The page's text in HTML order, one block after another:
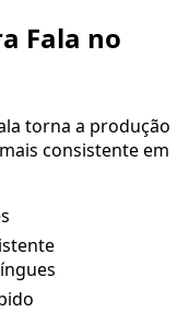
Fala no
torna a produção
consistente em